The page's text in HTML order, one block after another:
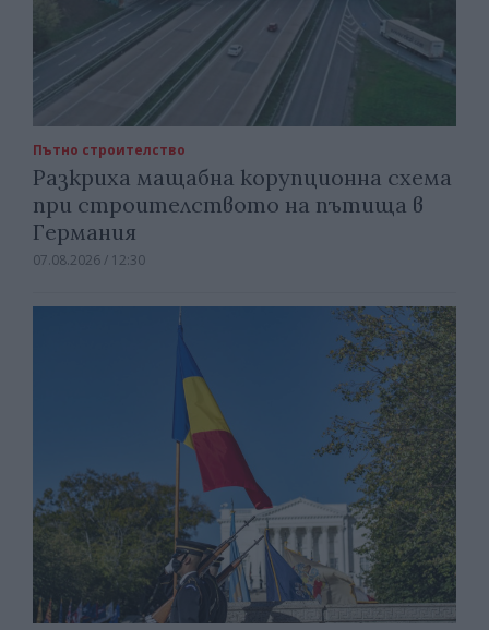
Пътно строителство
Разкриха мащабна корупционна схема
при строителството на пътища в
Германия
07.08.2026 / 12:30